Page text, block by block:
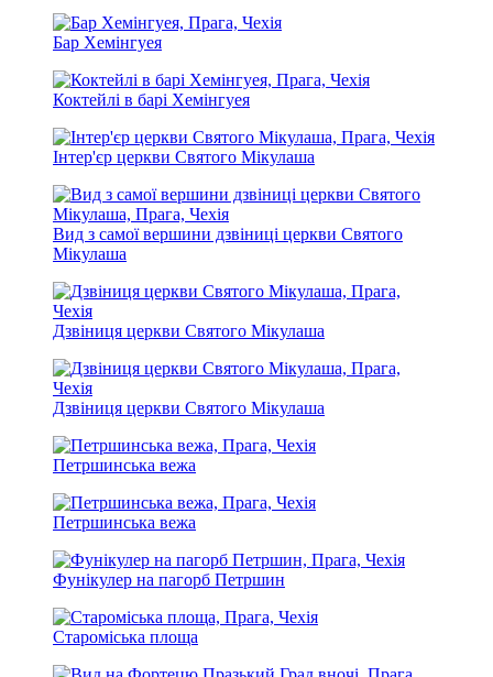
Бар Хемінгуея
Коктейлі в барі Хемінгуея
Інтер'єр церкви Святого Мікулаша
Вид з самої вершини дзвіниці церкви Святого
Мікулаша
Дзвіниця церкви Святого Мікулаша
Дзвіниця церкви Святого Мікулаша
Петршинська вежа
Петршинська вежа
Фунікулер на пагорб Петршин
Староміська площа